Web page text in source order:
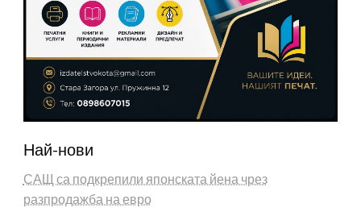
Най-нови
САЩ са подкрепили японската йена чрез
разпродажба на евро